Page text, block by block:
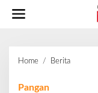
Home / Berita
Pangan